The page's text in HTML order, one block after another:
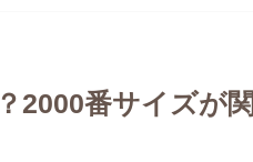
2000番サイズが関